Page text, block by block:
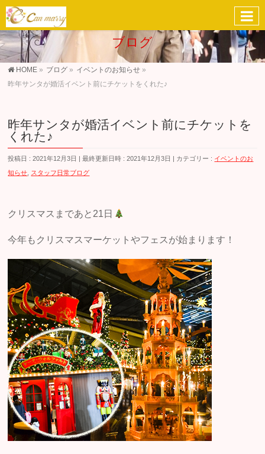
ブログ
HOME » ブログ » イベントのお知らせ »
昨年サンタが婚活イベント前にチケットをくれた♪
昨年サンタが婚活イベント前にチケットを
くれた♪
投稿日 : 2021年12月3日 最終更新日時 : 2021年12月3日 カテゴリー : イベントのお
知らせ スタッフ日常ブログ
クリスマスまであと21日
今年もクリスマスマーケットやフェスが始まります！